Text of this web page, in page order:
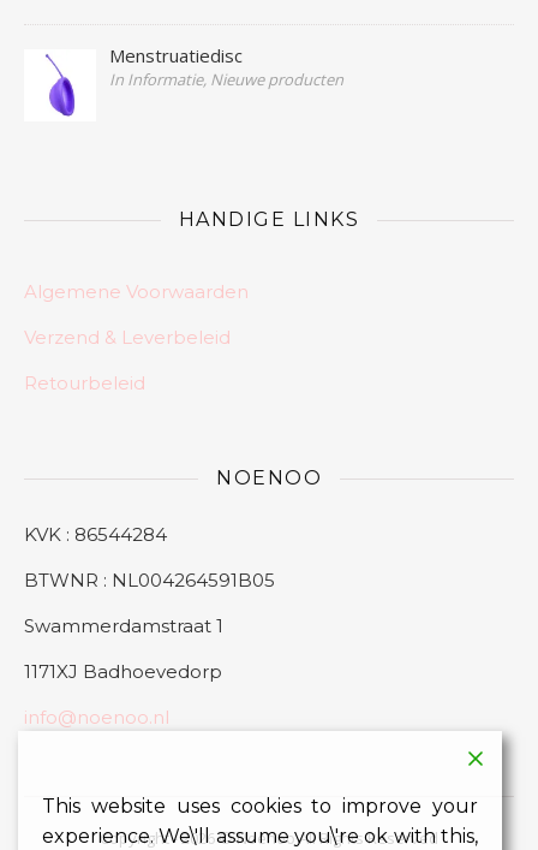
Menstruatiedisc
In Informatie, Nieuwe producten
HANDIGE LINKS
Algemene Voorwaarden
Verzend & Leverbeleid
Retourbeleid
NOENOO
KVK : 86544284
BTWNR : NL004264591B05
Swammerdamstraat 1
1171XJ Badhoevedorp
info@noenoo.nl
Copyright - 2026 © Noenoo All Rights Reserved
This website uses cookies to improve your
experience. We\'ll assume you\'re ok with this,